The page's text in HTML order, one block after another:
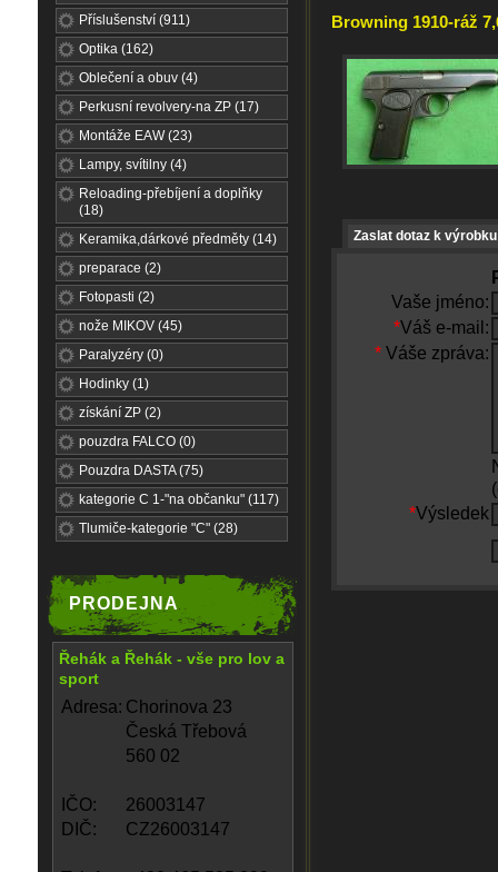
Příslušenství (911)
Optika (162)
Oblečení a obuv (4)
Perkusní revolvery-na ZP (17)
Montáže EAW (23)
Lampy, svítilny (4)
Reloading-přebíjení a doplňky
(18)
Keramika,dárkové předměty (14)
preparace (2)
Fotopasti (2)
nože MIKOV (45)
Paralyzéry (0)
Hodinky (1)
získání ZP (2)
pouzdra FALCO (0)
Pouzdra DASTA (75)
kategorie C 1-"na občanku" (117)
Tlumiče-kategorie "C" (28)
PRODEJNA
Řehák a Řehák - vše pro lov a
sport
Adresa: Chorinova 23
Česká Třebová
560 02
IČO:
26003147
DIČ:
CZ26003147
Browning 1910-ráž
Zaslat dotaz k výrobku
Vaše jméno:
*Váš e-mail:
* Váše zpráva:
*Výsledek